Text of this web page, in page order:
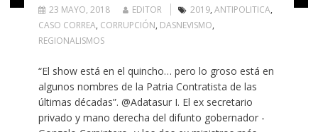
23 MAYO, 2018 EDITOR 2019, ANTIPOLITICA,
CASO CORREA, CORRUPCIÓN, DASNEVISMO,
REGIONALISMOS
“El show está en el quincho… pero lo groso está en
algunos nombres de la Patria Contratista de las
últimas décadas”. @Adatasur I. El ex secretario
privado y mano derecha del difunto gobernador -